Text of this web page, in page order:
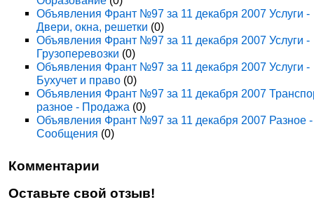
Объявления Франт №97 за 11 декабря 2007 Услуги -
Двери, окна, решетки (0)
Объявления Франт №97 за 11 декабря 2007 Услуги -
Грузоперевозки (0)
Объявления Франт №97 за 11 декабря 2007 Услуги -
Бухучет и право (0)
Объявления Франт №97 за 11 декабря 2007
разное - Продажа (0)
Объявления Франт №97 за 11 декабря 2007 Разное -
Сообщения (0)
Комментарии
Оставьте свой отзыв!